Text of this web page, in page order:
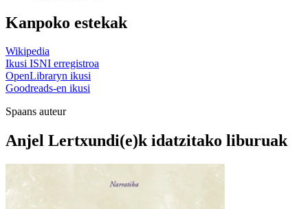
Kanpoko estekak
Wikipedia
Ikusi ISNI erregistroa
OpenLibraryn ikusi
Goodreads-en ikusi
Spaans auteur
Anjel Lertxundi(e)k idatzitako liburuak